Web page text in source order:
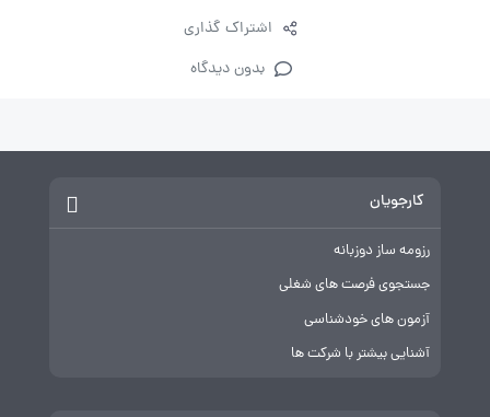
اشتراک گذاری
بدون دیدگاه
کارجویان
رزومه ساز دوزبانه
جستجوی فرصت های شغلی
آزمون های خودشناسی
آشنایی بیشتر با شرکت ها